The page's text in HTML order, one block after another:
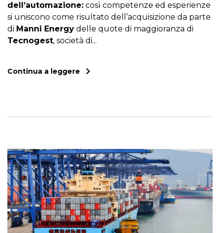
dell’automazione: così competenze ed esperienze
si uniscono come risultato dell’acquisizione da parte
di Manni Energy delle quote di maggioranza di
Tecnogest, società di...
Continua a leggere